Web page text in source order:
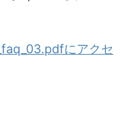
にアクセ